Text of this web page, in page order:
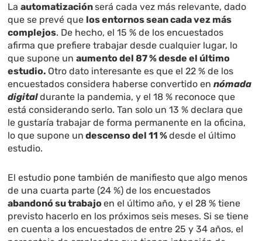
Laautomatizaciónserá cada vez más relevante, dado
que se prevé que los entornos sean cada vez más
complejos. De hecho, el 15 % de los encuestados
afirma que prefiere trabajar desde cualquier lugar, lo
que supone unaumento del 87 % desde el último
estudio. Otro dato interesante es que el 22 % de los
encuestados considera haberse convertido ennómada
digitaldurante la pandemia, y el 18 % reconoce que
está considerando serlo. Tan solo un 13 % declara que
le gustaría trabajar de forma permanente en la oficina,
lo que supone un descenso del 11 %desde el último
estudio.
El estudio pone también de manifiesto que algo menos
de una cuarta parte (24 %) de los encuestados
abandonó su trabajoen el último año, y el 28 % tiene
previsto hacerlo en los próximos seis meses. Si se tiene
en cuenta a los encuestados de entre 25 y 34 años, el